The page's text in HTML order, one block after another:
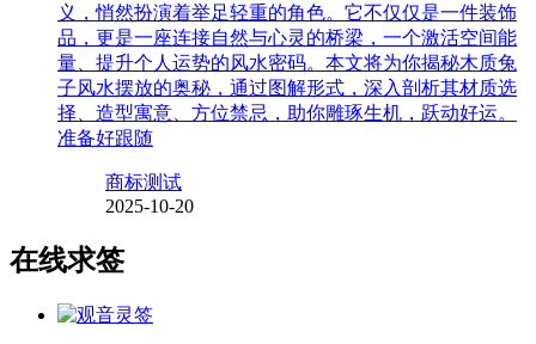
义，悄然扮演着举足轻重的角色。它不仅仅是一件装饰
品，更是一座连接自然与心灵的桥梁，一个激活空间能
量、提升个人运势的风水密码。本文将为你揭秘木质兔
子风水摆放的奥秘，通过图解形式，深入剖析其材质选
择、造型寓意、方位禁忌，助你雕琢生机，跃动好运。
准备好跟随
商标测试
2025-10-20
在线求签